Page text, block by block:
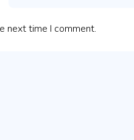
next time I comment.